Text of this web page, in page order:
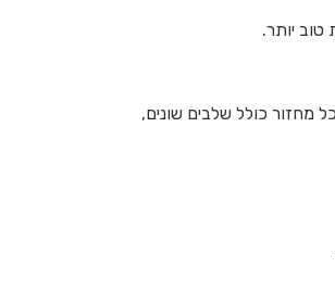
יותר.
במחזורים בני כ-90 דקות שחוזרים על עצמם לאורך הלילה, בדרך כלל 4–6 פעמים. כל מחזור כולל שלבים שונים,